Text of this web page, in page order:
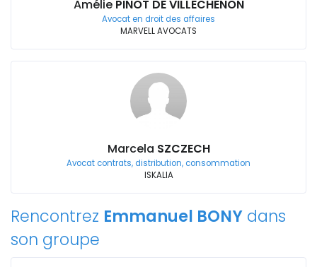
Amélie PINOT DE VILLECHENON
Avocat en droit des affaires
MARVELL AVOCATS
Marcela SZCZECH
Avocat contrats, distribution, consommation
ISKALIA
Rencontrez Emmanuel BONY dans
son groupe